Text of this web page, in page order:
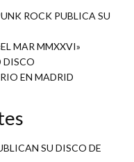
ROCK PUBLICA SU
MAR MMXXVI»
DISCO
EN MADRID
SU DISCO DE